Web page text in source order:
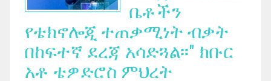
ቤቶችን
የቴክኖሎጂ ተጠቃሚነት ብቃት
በከፍተኛ ደረጃ አሳድጓል፡፡" ክቡር
አቶ ቴዎድሮስ ምህረት